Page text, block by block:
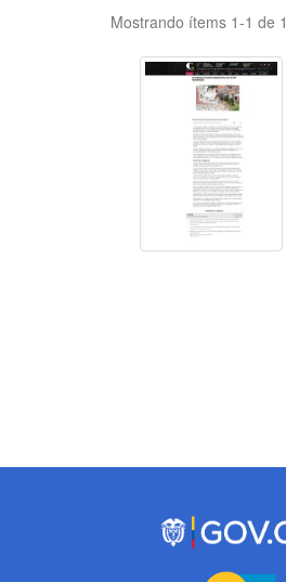
Mostrando ítems 1-1 de 1